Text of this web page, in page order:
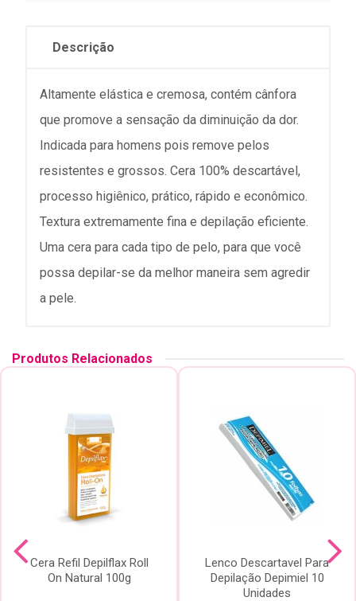
Descrição
Altamente elástica e cremosa, contém cânfora
que promove a sensação da diminuição da dor.
Indicada para homens pois remove pelos
resistentes e grossos. Cera 100% descartável,
processo higiênico, prático, rápido e econômico.
Textura extremamente fina e depilação eficiente.
Uma cera para cada tipo de pelo, para que você
possa depilar-se da melhor maneira sem agredir
a pele.
Produtos Relacionados
Cera Refil Depilflax Roll
On Natural 100g
Lenco Descartavel Para
Depilação Depimiel 10
Unidades